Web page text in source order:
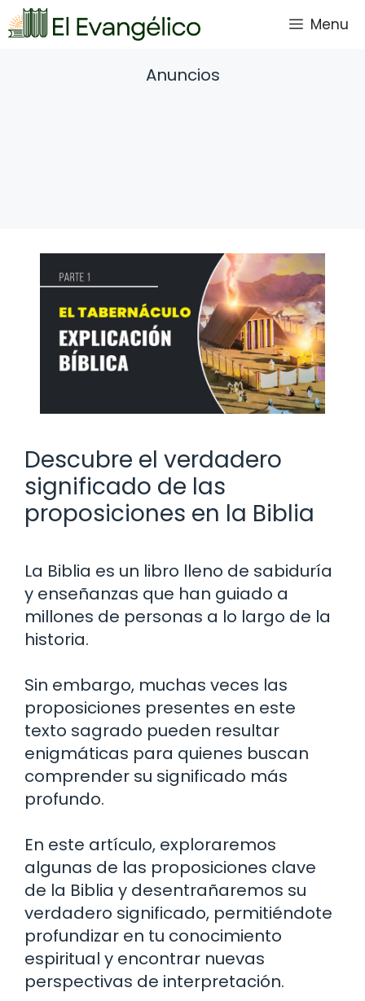
Saltar
al
Menu
Anuncios
Descubre el verdadero
significado de las
proposiciones en la Biblia
La Biblia es un libro lleno de sabiduría
y enseñanzas que han guiado a
millones de personas a lo largo de la
historia.
Sin embargo, muchas veces las
proposiciones presentes en este
texto sagrado pueden resultar
enigmáticas para quienes buscan
comprender su significado más
profundo.
En este artículo, exploraremos
algunas de las proposiciones clave
de la Biblia y desentrañaremos su
verdadero significado, permitiéndote
profundizar en tu conocimiento
espiritual y encontrar nuevas
perspectivas de interpretación.